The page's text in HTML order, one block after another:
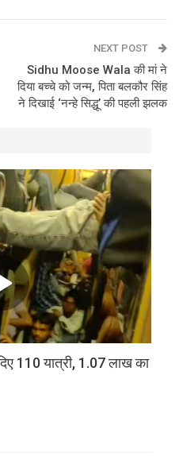
NEXT POST
Sidhu Moose Wala की मां ने
दिया बच्‍चे को जन्म, पिता बलकौर सिंह
ने दिखाई ‘नन्हे सिद्धू’ की पहली झलक
110 यात्री, 1.07 लाख का